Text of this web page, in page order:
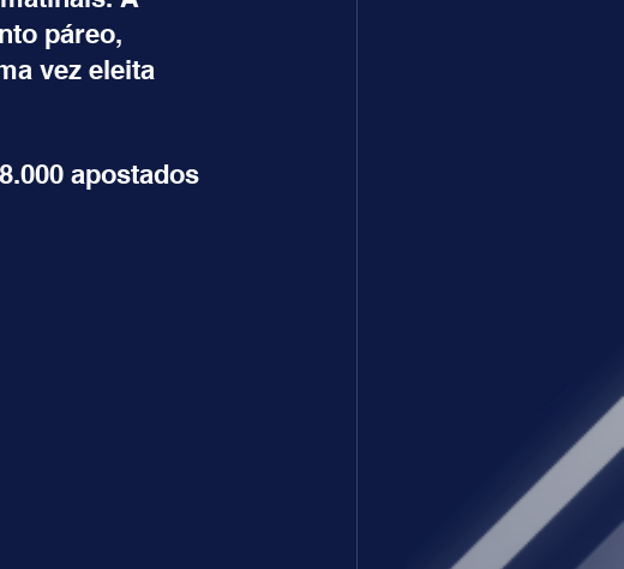
páreo,
vez eleita
apostados